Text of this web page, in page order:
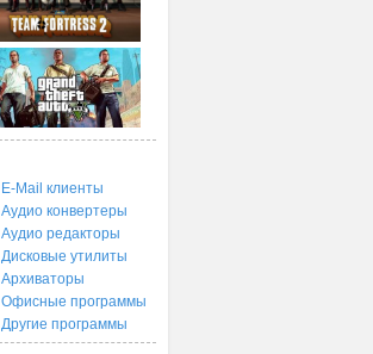
E-Mail клиенты
Аудио конвертеры
Аудио редакторы
Дисковые утилиты
Архиваторы
Офисные программы
Другие программы